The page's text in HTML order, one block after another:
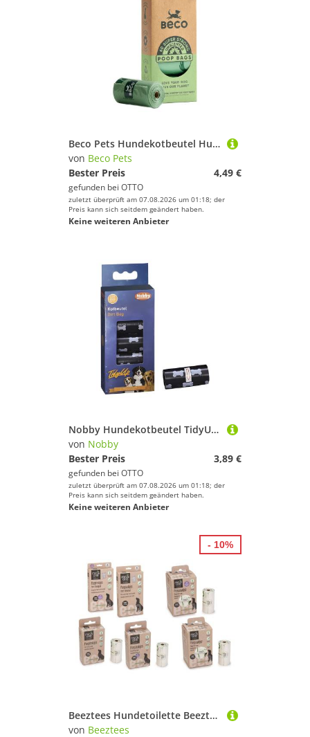
Beco Pets Hundekotbeutel Hundekotbeutel
von Beco Pets
Bester Preis
4,49 €
gefunden bei OTTO
zuletzt überprüft am 07.08.2026 um 01:18; der
Preis kann sich seitdem geändert haben.
Keine weiteren Anbieter
Nobby Hundekotbeutel TidyUp Kotbeutel mit Knochendruck schwarz
von Nobby
Bester Preis
3,89 €
gefunden bei OTTO
zuletzt überprüft am 07.08.2026 um 01:18; der
Preis kann sich seitdem geändert haben.
Keine weiteren Anbieter
Beeztees Hundetoilette Beeztees Minus One Kotbeutel Variante: 6 Rollen á 15 Beutel
von Beeztees
- 10%